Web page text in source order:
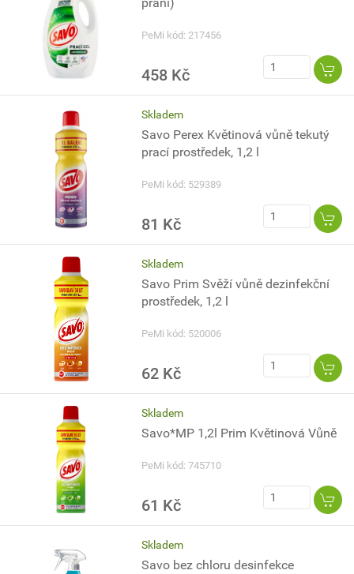
PeMi kód: 217456
458 Kč
Skladem
Savo Perex Květinová vůně tekutý
prací prostředek, 1,2 l
PeMi kód: 529389
81 Kč
Skladem
Savo Prim Svěží vůně dezinfekční
prostředek, 1,2 l
PeMi kód: 520006
62 Kč
Skladem
Savo*MP 1,2l Prim Květinová Vůně
PeMi kód: 745710
61 Kč
Skladem
Savo bez chloru desinfekce